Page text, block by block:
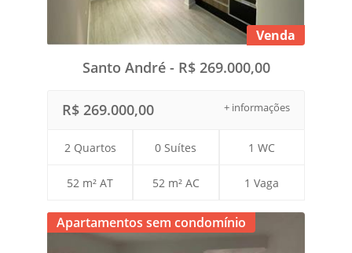
Venda
Santo André - R$ 269.000,00
+ informações
R$ 269.000,00
2 Quartos 0 Suítes 1 WC
52 m² AT 52 m² AC 1 Vaga
Apartamentos sem condomínio